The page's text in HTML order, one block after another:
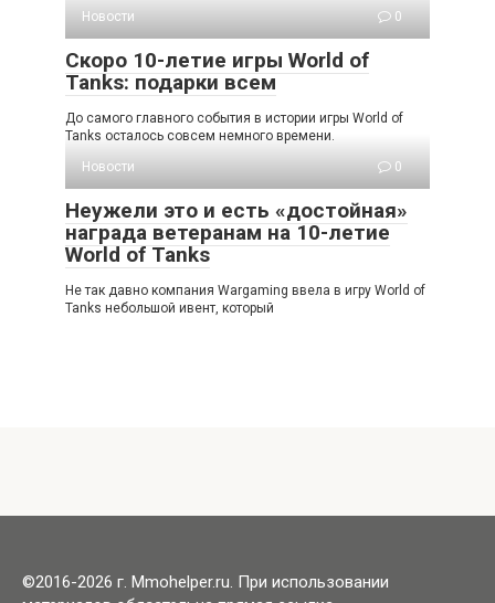
Новости
0
Скоро 10-летие игры World of
Tanks: подарки всем
До самого главного события в истории игры World of
Tanks осталось совсем немного времени.
Новости
0
Неужели это и есть «достойная»
награда ветеранам на 10-летие
World of Tanks
Не так давно компания Wargaming ввела в игру World of
Tanks небольшой ивент, который
©2016-2026 г. Mmohelper.ru. При использовании